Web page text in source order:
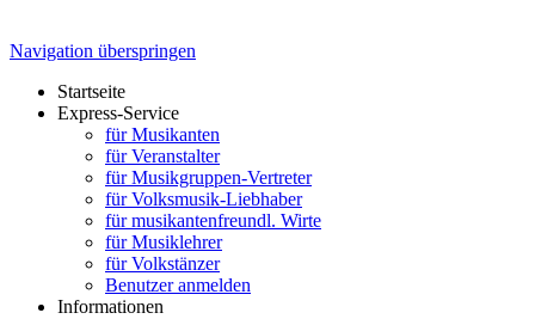
Navigation überspringen
Startseite
Express-Service
für Musikanten
für Veranstalter
für Musikgruppen-Vertreter
für Volksmusik-Liebhaber
für musikantenfreundl. Wirte
für Musiklehrer
für Volkstänzer
Benutzer anmelden
Informationen